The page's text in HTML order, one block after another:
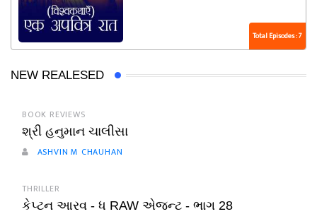
Total Episodes : 7
NEW REALESED
BOOK REVIEWS
શ્રી હનુમાન ચાલીસા
ASHVIN M CHAUHAN
THRILLER
કેપ્ટન આરવ - ધ RAW એજન્ટ - ભાગ 28